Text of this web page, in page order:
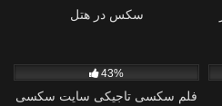
سکس در هتل
43%
فلم سکسی تاجیکی سایت سکسی